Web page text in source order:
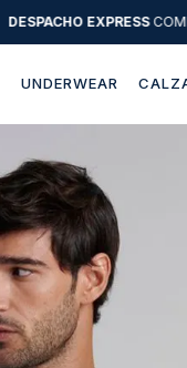
DESPACHO EXPRESS
UNDERWEAR